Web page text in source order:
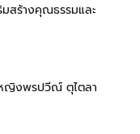
มสร้างคุณธรรมและ
ญิงพรปวีณ์ ตุไตลา